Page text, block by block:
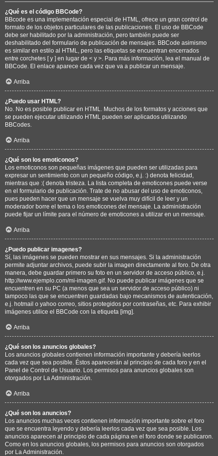
¿Qué es el código BBCode?
BBcode es una implementación especial de HTML, ofrece un gran control de
formato de los objetos particulares de las publicaciones. El uso de BBCode
debe ser habilitado por la administración, pero también puede ser
deshabilitado del formulario de publicación de mensajes. BBCode asimismo
es similar en estilo al HTML, pero las etiquetas se encuentran encerrados
entre corchetes [ y ] en lugar de < y >. Para más información, lea el manual de
BBCode. El enlace aparece cada vez que va a publicar un mensaje.
Arriba
¿Puedo usar HTML?
No. No es posible publicar en HTML. Muchos de los formatos y acciones que
se pueden ejecutar utilizando HTML pueden ser aplicados utilizando
BBCodes.
Arriba
¿Qué son los emoticonos?
Los emoticonos son pequeñas imágenes que pueden ser utilizadas para
expresar un sentimiento con un pequeño código, e.j. :) denota felicidad,
mientras que :( denota tristeza. La lista completa de emoticones puede verse
en el formulario de publicación. Trate de no abusar del uso de emoticonos,
pues pueden hacer que un mensaje se vuelva muy difícil de leer y un
moderador borre el tema o los emoticones del mensaje. La administración
puede fijar un límite para el número de emoticones a utilizar en un mensaje.
Arriba
¿Puedo publicar imagenes?
Sí, las imágenes se pueden mostrar en sus mensajes. Si la administración
permite adjuntar archivos, puede subir la imagen directamente al foro. De otra
manera, debe guardar primero su foto en un servidor de acceso público, e.j.
http://www.ejemplo.com/mi-imagen.gif. No puede publicar imágenes que se
encuentren en su PC (a menos que sea un servidor de acceso público) ni
tampoco las que se encuentren guardadas bajo mecanismos de autenticación,
e.j. hotmail o yahoo correo, sitios protegidos por contraseñas, etc. Para exhibir
imágenes utilice el BBCode con la etiqueta [img].
Arriba
¿Qué son los anuncios globales?
Los anuncios globales contienen información importante y debería leerlos
cada vez que sea posible. Éstos aparecerán al principio de cada foro y en el
Panel de Control de Usuario. Los permisos para anuncios globales son
otorgados por La Administración.
Arriba
¿Qué son los anuncios?
Los anuncios muchas veces contienen información importante sobre el foro
que se encuentra leyendo y debería leerlos cada vez que sea posible. Los
anuncios aparecen al principio de cada página en el foro donde se publicaron.
Como en los anuncios globales, los permisos para anuncios son otorgados
por La Administración.